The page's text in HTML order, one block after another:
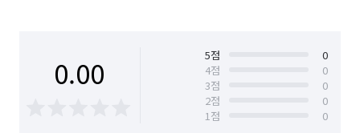
0.00 5점
0
4점
0
3점
0
2점
0
1점
0